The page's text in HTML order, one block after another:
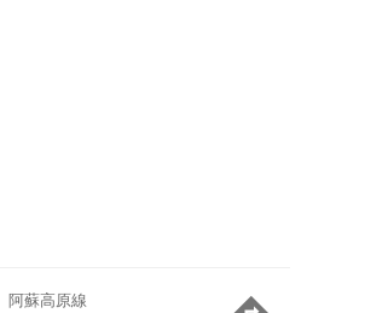
阿蘇高原線